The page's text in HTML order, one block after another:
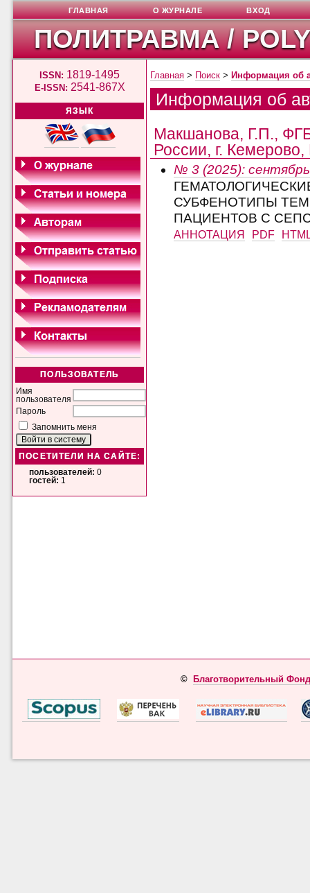
ПОЛИТРАВМА /
ISSN: 1819-1495
E-ISSN: 2541-867X
ЯЗЫК
ПОЛЬЗОВАТЕЛЬ
Имя
пользователя
Пароль
Запомнить меня
ПОСЕТИТЕЛИ НА САЙТЕ:
пользователей: 0
гостей: 1
ГЛАВНАЯ О ЖУРНАЛЕ ВХОД
Главная > Поиск > Информация об
Информация об
Макшанова, Г.П.,
России, г. Кемерово,
№ 3 (2025): сентябрь
СУБФЕНОТИПЫ
ПАЦИЕНТОВ С
АННОТАЦИЯ PDF
© Благотворительный